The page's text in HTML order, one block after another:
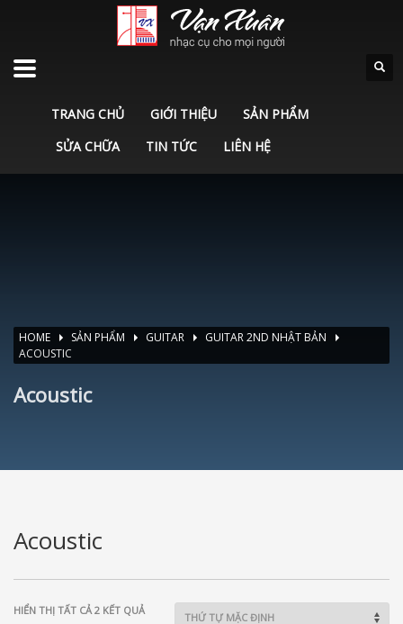
TRANG CHỦ GIỚI THIỆU
SẢN PHẨM
SỬA CHỮA
TIN TỨC LIÊN HỆ
HOME SẢN PHẨM GUITAR
GUITAR 2ND NHẬT BẢN
ACOUSTIC
Acoustic
Acoustic
HIỂN THỊ TẤT CẢ 2 KẾT QUẢ